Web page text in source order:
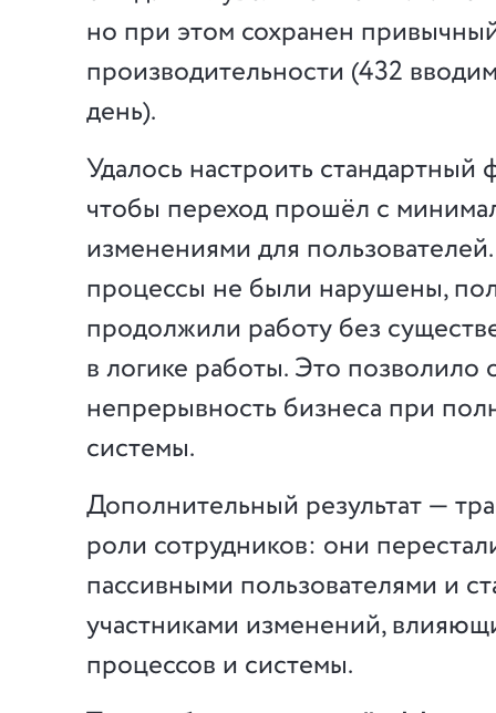
но при этом сохранен
производительности (432
день).
Удалось настроить стандартный
чтобы переход прошёл с
изменениями для
процессы не были нарушены,
продолжили работу без
в логике работы. Это позволило
непрерывность бизнеса при
системы.
Дополнительный результат —
роли сотрудников: они
пассивными пользователями и
участниками изменений,
процессов и системы.